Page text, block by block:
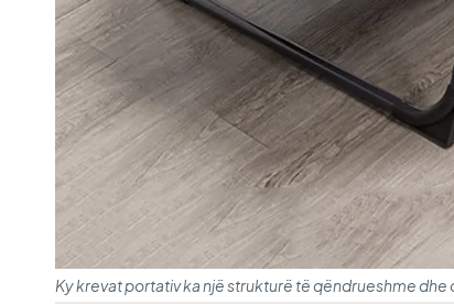
Ky krevat portativ ka një strukturë të qëndrueshme